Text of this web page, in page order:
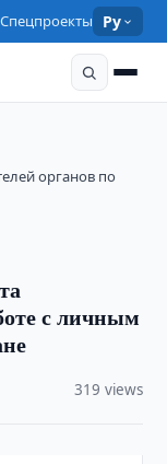
Спецпроекты Ру
органов по
с личным
319 views